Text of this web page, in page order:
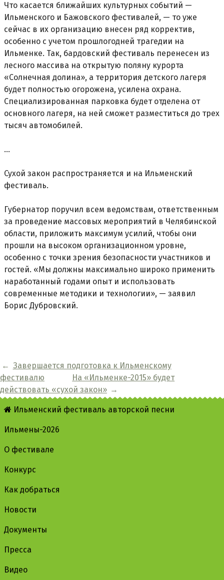
Что касается ближайших культурных событий —
Ильменского и Бажовского фестивалей, — то уже
сейчас в их организацию внесен ряд корректив,
особенно с учетом прошлогодней трагедии на
Ильменке. Так, бардовский фестиваль перенесен из
лесного массива на открытую поляну курорта
«Солнечная долина», а территория детского лагеря
будет полностью огорожена, усилена охрана.
Специализированная парковка будет отделена от
основного лагеря, на ней сможет разместиться до трех
тысяч автомобилей.
...
Сухой закон распространяется и на Ильменский
фестиваль.
Губернатор поручил всем ведомствам, ответственным
за проведение массовых мероприятий в Челябинской
области, приложить максимум усилий, чтобы они
прошли на высоком организационном уровне,
особенно с точки зрения безопасности участников и
гостей. «Мы должны максимально широко применить
наработанный годами опыт и использовать
современные методики и технологии», — заявил
Борис Дубровский.
← Завершается подготовка к Ильменскому
фестивалю
На «Ильменке-2015» будет
действовать «сухой закон» →
Ильменский фестиваль авторской песни
Ильмены-2026
О фестивале
Конкурс
Как добраться
Новости
Документы
Пресса
Видео